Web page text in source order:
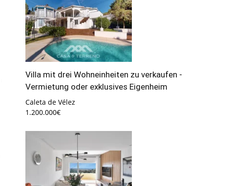
Villa mit drei Wohneinheiten zu verkaufen -
Vermietung oder exklusives Eigenheim
Caleta de Vélez
1.200.000€